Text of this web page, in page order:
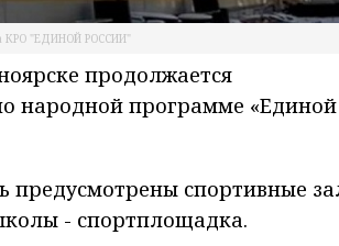
КРО "ЕДИНОЙ РОССИИ"
продолжается
народной программе «Единой
предусмотрены спортивные
- спортплощадка.